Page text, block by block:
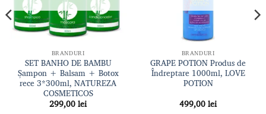
BRANDURI
SET BANHO DE BAMBU
Șampon + Balsam + Botox
rece 3*300ml, NATUREZA
COSMETICOS
299,00lei
BRANDURI
GRAPE POTION Produs de
Îndreptare 1000ml, LOVE
POTION
499,00lei